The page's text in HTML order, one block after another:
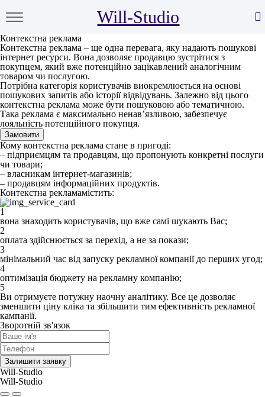
Will-Studio
Контекстна реклама
Контекстна реклама – ще одна перевага, яку надають пошукові
інтернет ресурси. Вона дозволяє продавцю зустрітися з
покупцем, який вже потенційно зацікавлений аналогічним
товаром чи послугою.
Потрібна категорія користувачів виокремлюється на основі
пошукових запитів або історії відвідувань. Залежно від цього
контекстна реклама може бути пошуковою або тематичною.
Така реклама є максимально ненав’язливою, забезпечує
лояльність потенційного покупця.
Замовити
Кому контекстна реклама стане в пригоді:
– підприємцям та продавцям, що пропонують конкретні послуги
чи товари;
– власникам інтернет-магазинів;
– продавцям інформаційних продуктів.
Контекстна рекламамістить:
1
вона знаходить користувачів, що вже самі шукають Вас;
2
оплата здійснюється за перехід, а не за покази;
3
мінімальний час від запуску рекламної компанії до перших угод;
4
оптимізація бюджету на рекламну компанію;
5
Ви отримуєте потужну наочну аналітику. Все це дозволяє
зменшити ціну кліка та збільшити тим ефективність рекламної
кампанії.
Зворотній зв'язок
Залишити заявку
Will-Studio
Will-Studio